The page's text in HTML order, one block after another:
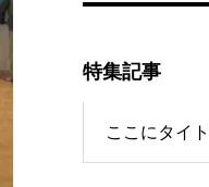
特集記事
ここにタイ